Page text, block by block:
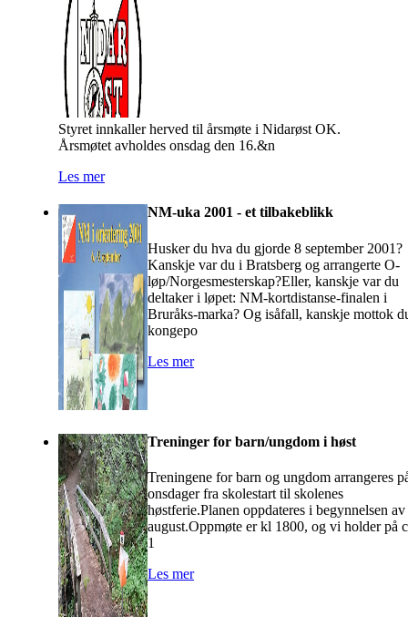
Styret innkaller herved til årsmøte i Nidarøst OK.
Årsmøtet avholdes onsdag den 16.&n
Les mer
NM-uka 2001 - et tilbakeblikk
Husker du hva du gjorde 8 september 2001?
Kanskje var du i Bratsberg og arrangerte O-
løp/Norgesmesterskap?Eller, kanskje var du
deltaker i løpet: NM-kortdistanse-finalen i
Bruråks-marka? Og isåfall, kanskje mottok
kongepo
Les mer
Treninger for barn/ungdom i høst
Treningene for barn og ungdom arrangeres
onsdager fra skolestart til skolenes
høstferie.Planen oppdateres i begynnelsen av
august.Oppmøte er kl 1800, og vi holder på
1
Les mer